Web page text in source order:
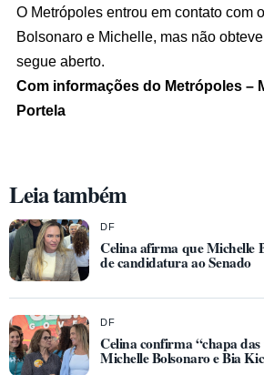
O Metrópoles entrou em contato com
Bolsonaro e Michelle, mas não
segue aberto.
Com informações do Metrópoles –
Portela
Leia também
DF
Celina afirma que Michelle
de candidatura ao Senado
DF
Celina confirma “chapa
Michelle Bolsonaro e Bia